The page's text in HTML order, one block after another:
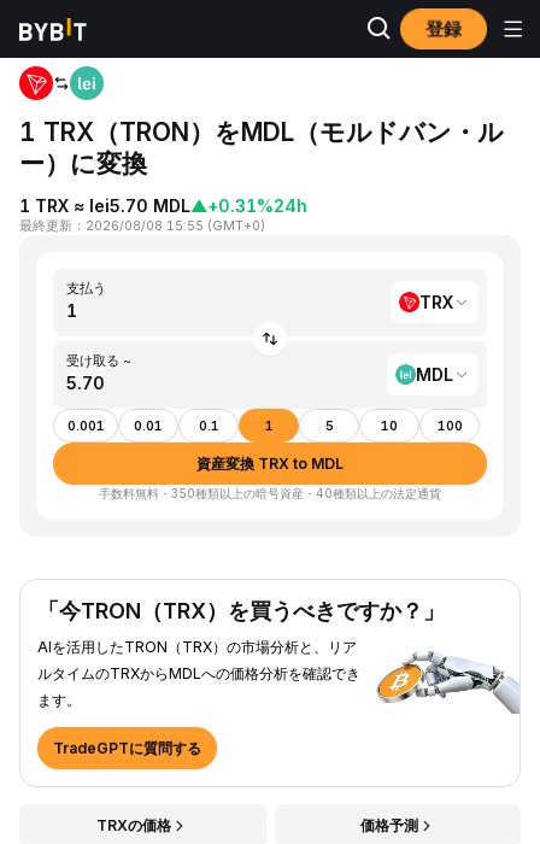
登録
ホーム TRX to MDL
1 TRX（TRON）をMDL（モルドバン・ル
ー）に変換
1 TRX ≈ lei5.70 MDL▲+0.31%24h
最終更新 ： 2026/08/08 15:55 (GMT+0)
支払う
TRX
受け取る ~
MDL
0.001 0.01 0.1 1 5 10 100
資産変換 TRX to MDL
手数料無料・350種類以上の暗号資産・40種類以上の法定通貨
「今TRON（TRX）を買うべきですか？」
AIを活用したTRON（TRX）の市場分析と、リア
ルタイムのTRXからMDLへの価格分析を確認でき
ます。
TradeGPTに質問する
TRXの価格 価格予測